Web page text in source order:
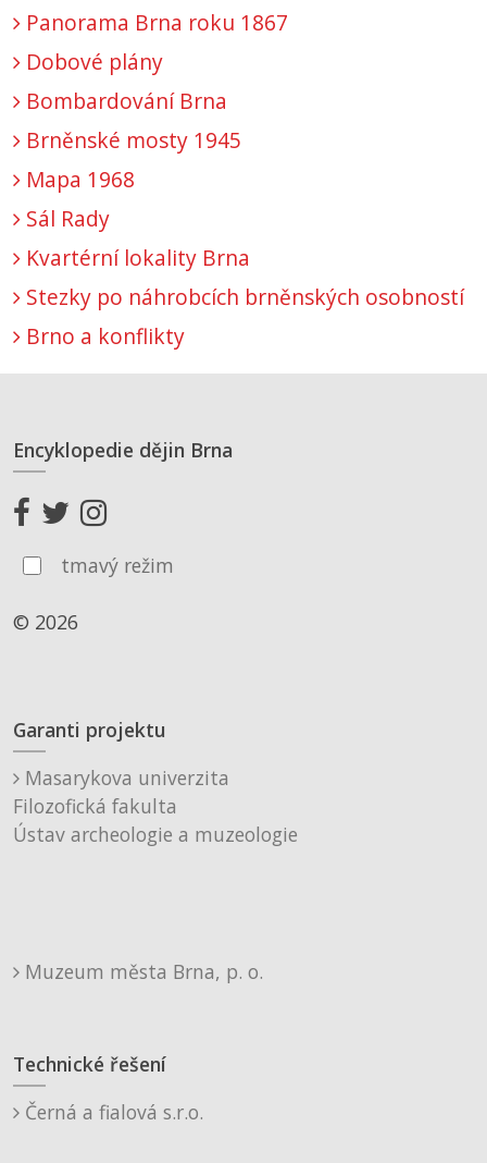
Panorama Brna roku 1867
Dobové plány
Bombardování Brna
Brněnské mosty 1945
Mapa 1968
Sál Rady
Kvartérní lokality Brna
Stezky po náhrobcích brněnských osobností
Brno a konflikty
Encyklopedie dějin Brna
tmavý režim
© 2026
Garanti projektu
Masarykova univerzita
Filozofická fakulta
Ústav archeologie a muzeologie
Muzeum města Brna, p. o.
Technické řešení
Černá a fialová s.r.o.